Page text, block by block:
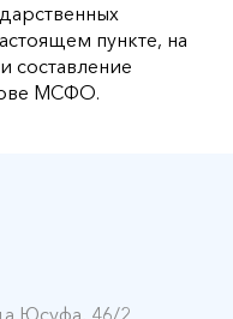
пункте, на
составление
МСФО.
Юсуфа, 46/2